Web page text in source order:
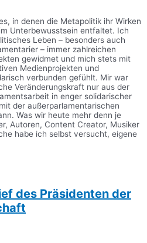
in denen die Metapolitik ihr Wirken
Unterbewusstsein entfaltet. Ich
Leben – besonders auch
– immer zahlreichen
gewidmet und mich stets mit
Medienprojekten und
verbunden gefühlt. Mir war
Veränderungskraft nur aus der
in enger solidarischer
der außerparlamentarischen
Was wir heute mehr denn je
Autoren, Content Creator, Musiker
habe ich selbst versucht, eigene
des Präsidenten der